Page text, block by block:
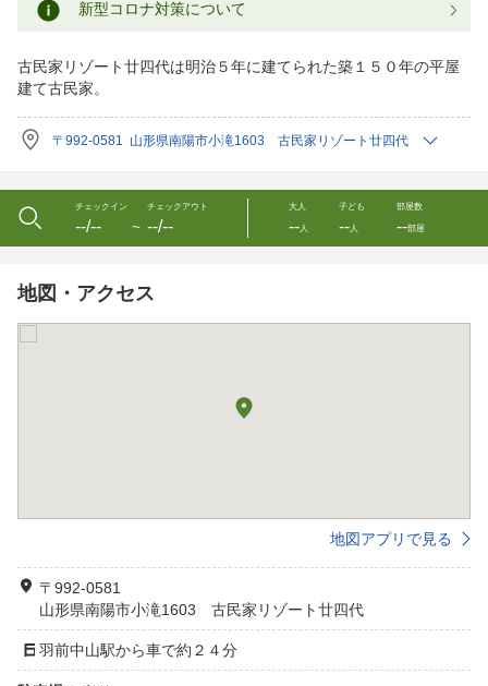
新型コロナ対策について
古民家リゾート廿四代は明治５年に建てられた築１５０年の平屋
建て古民家。
〒992-0581 山形県南陽市小滝1603 古民家リゾート廿四代
チェックイン
--/-- 〜
チェックアウト
--/--
大人
--人
子ども
--人
部屋数
--部屋
地図・アクセス
地図アプリで見る
〒992-0581
山形県南陽市小滝1603 古民家リゾート廿四代
羽前中山駅から車で約２４分